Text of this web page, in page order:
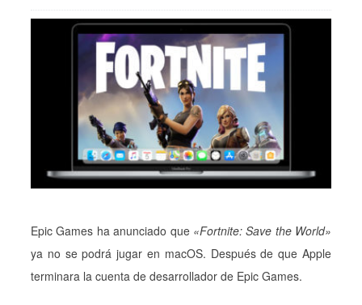
Epic Games ha anunciado que «Fortnite: Save the World»
ya no se podrá jugar en macOS. Después de que Apple
terminara la cuenta de desarrollador de Epic Games.